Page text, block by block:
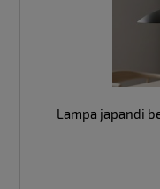
Lampa japandi